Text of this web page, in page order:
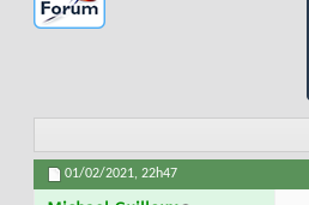
01/02/2021, 22h47